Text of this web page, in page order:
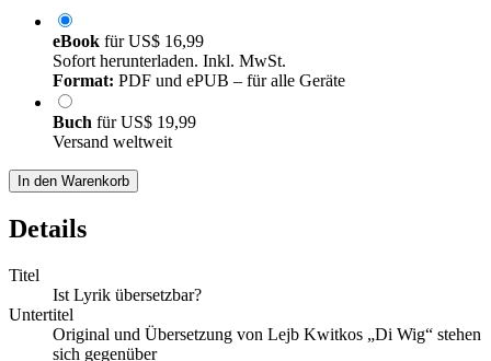
eBook fürUS$ 16,99
Sofort herunterladen. Inkl. MwSt.
Format: PDF und ePUB – für alle Geräte
Buch fürUS$ 19,99
Versand weltweit
In den Warenkorb
Details
Titel
Ist Lyrik übersetzbar?
Untertitel
Original und Übersetzung von Lejb Kwitkos „Di Wig“ stehen
sich gegenüber